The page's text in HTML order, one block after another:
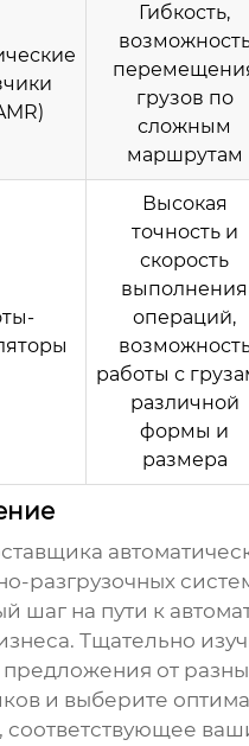
Гибкость,
грузов по
сложным
маршрутам
Высокая
точность и
скорость
выполнения
операций,
работы с
различной
формы и
размера
разгрузочных
шаг на пути к
Тщательно
предложения от
и выберите